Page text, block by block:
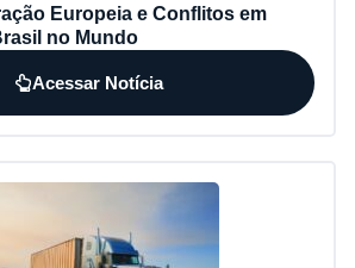
Europeia e Conflitos em
no Mundo
Acessar Notícia